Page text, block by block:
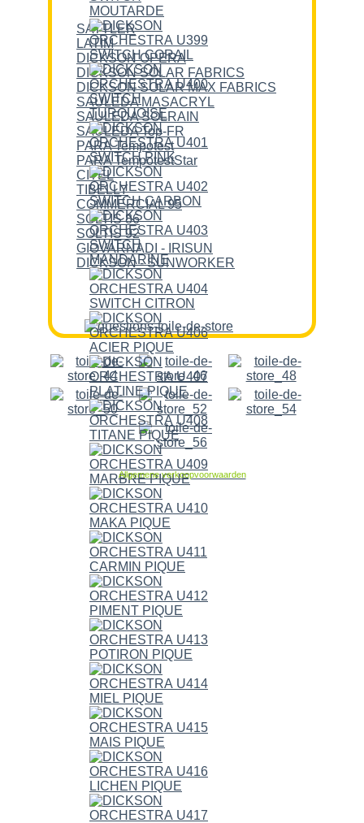
SATTLER
LATIM
DICKSON OPERA
DICKSON SOLAR FABRICS
DICKSON SOLAR MAX FABRICS
SAULEDA MASACRYL
SAULEDA SOLRAIN
SAULEDA Top-FR
PARA Tempotest
PARA TempotestStar
CITEL
TIBELLY
COMMERCIAL 95
SOLTIS 86
SOLTIS 92
GIOVARNADI - IRISUN
DICKSON - SUNWORKER
Allgemene verkoopvoorwaarden